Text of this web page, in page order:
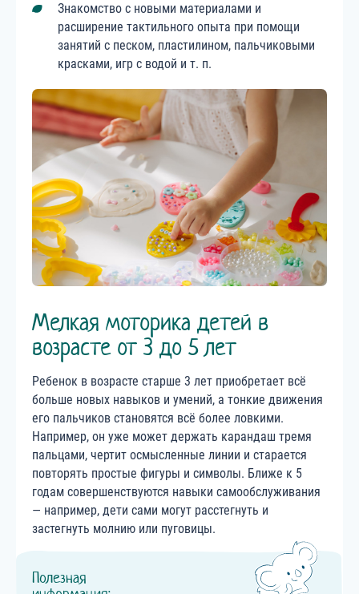
Знакомство с новыми материалами и
расширение тактильного опыта при помощи
занятий с песком, пластилином, пальчиковыми
красками, игр с водой и т. п.
Мелкая моторика детей в
возрасте от 3 до 5 лет
Ребенок в возрасте старше 3 лет приобретает всё
больше новых навыков и умений, а тонкие движения
его пальчиков становятся всё более ловкими.
Например, он уже может держать карандаш тремя
пальцами, чертит осмысленные линии и старается
повторять простые фигуры и символы. Ближе к 5
годам совершенствуются навыки самообслуживания
— например, дети сами могут расстегнуть и
застегнуть молнию или пуговицы.
Полезная